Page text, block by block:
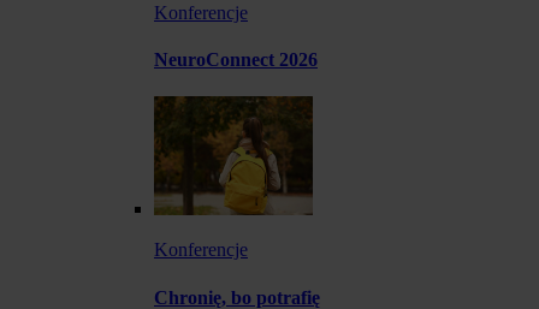
Konferencje
NeuroConnect 2026
Konferencje
Chronię, bo potrafię